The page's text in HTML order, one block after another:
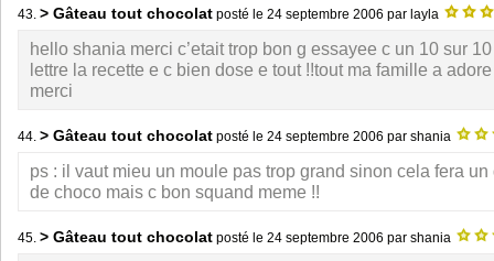
43. > Gâteau tout chocolat posté le 24 septembre 2006 par layla
hello shania merci c’etait trop bon g essayee c un 10 sur
lettre la recette e c bien dose e tout !!tout ma famille a
merci
44. > Gâteau tout chocolat posté le 24 septembre 2006 par shania
ps : il vaut mieu un moule pas trop grand sinon cela fera
de choco mais c bon squand meme !!
45. > Gâteau tout chocolat posté le 24 septembre 2006 par shania